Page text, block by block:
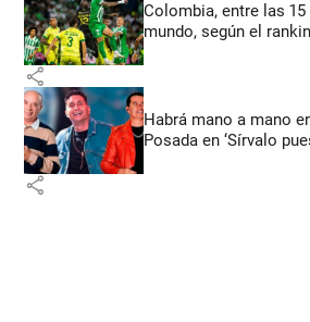
Colombia, entre las
mundo, según el
share
Habrá mano a mano
Posada en ‘Sírvalo
share